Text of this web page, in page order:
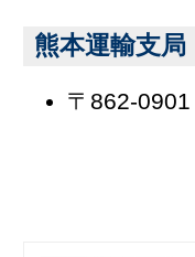
熊本運輸支
〒862-